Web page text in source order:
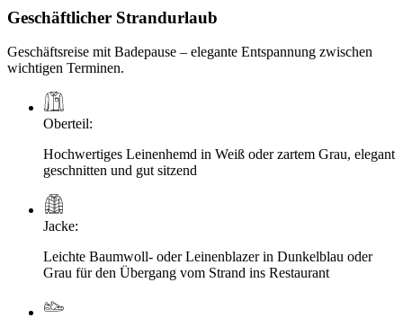
Geschäftlicher Strandurlaub
Geschäftsreise mit Badepause – elegante Entspannung zwischen
wichtigen Terminen.
Oberteil:
Hochwertiges Leinenhemd in Weiß oder zartem Grau, elegant
geschnitten und gut sitzend
Jacke:
Leichte Baumwoll- oder Leinenblazer in Dunkelblau oder
Grau für den Übergang vom Strand ins Restaurant